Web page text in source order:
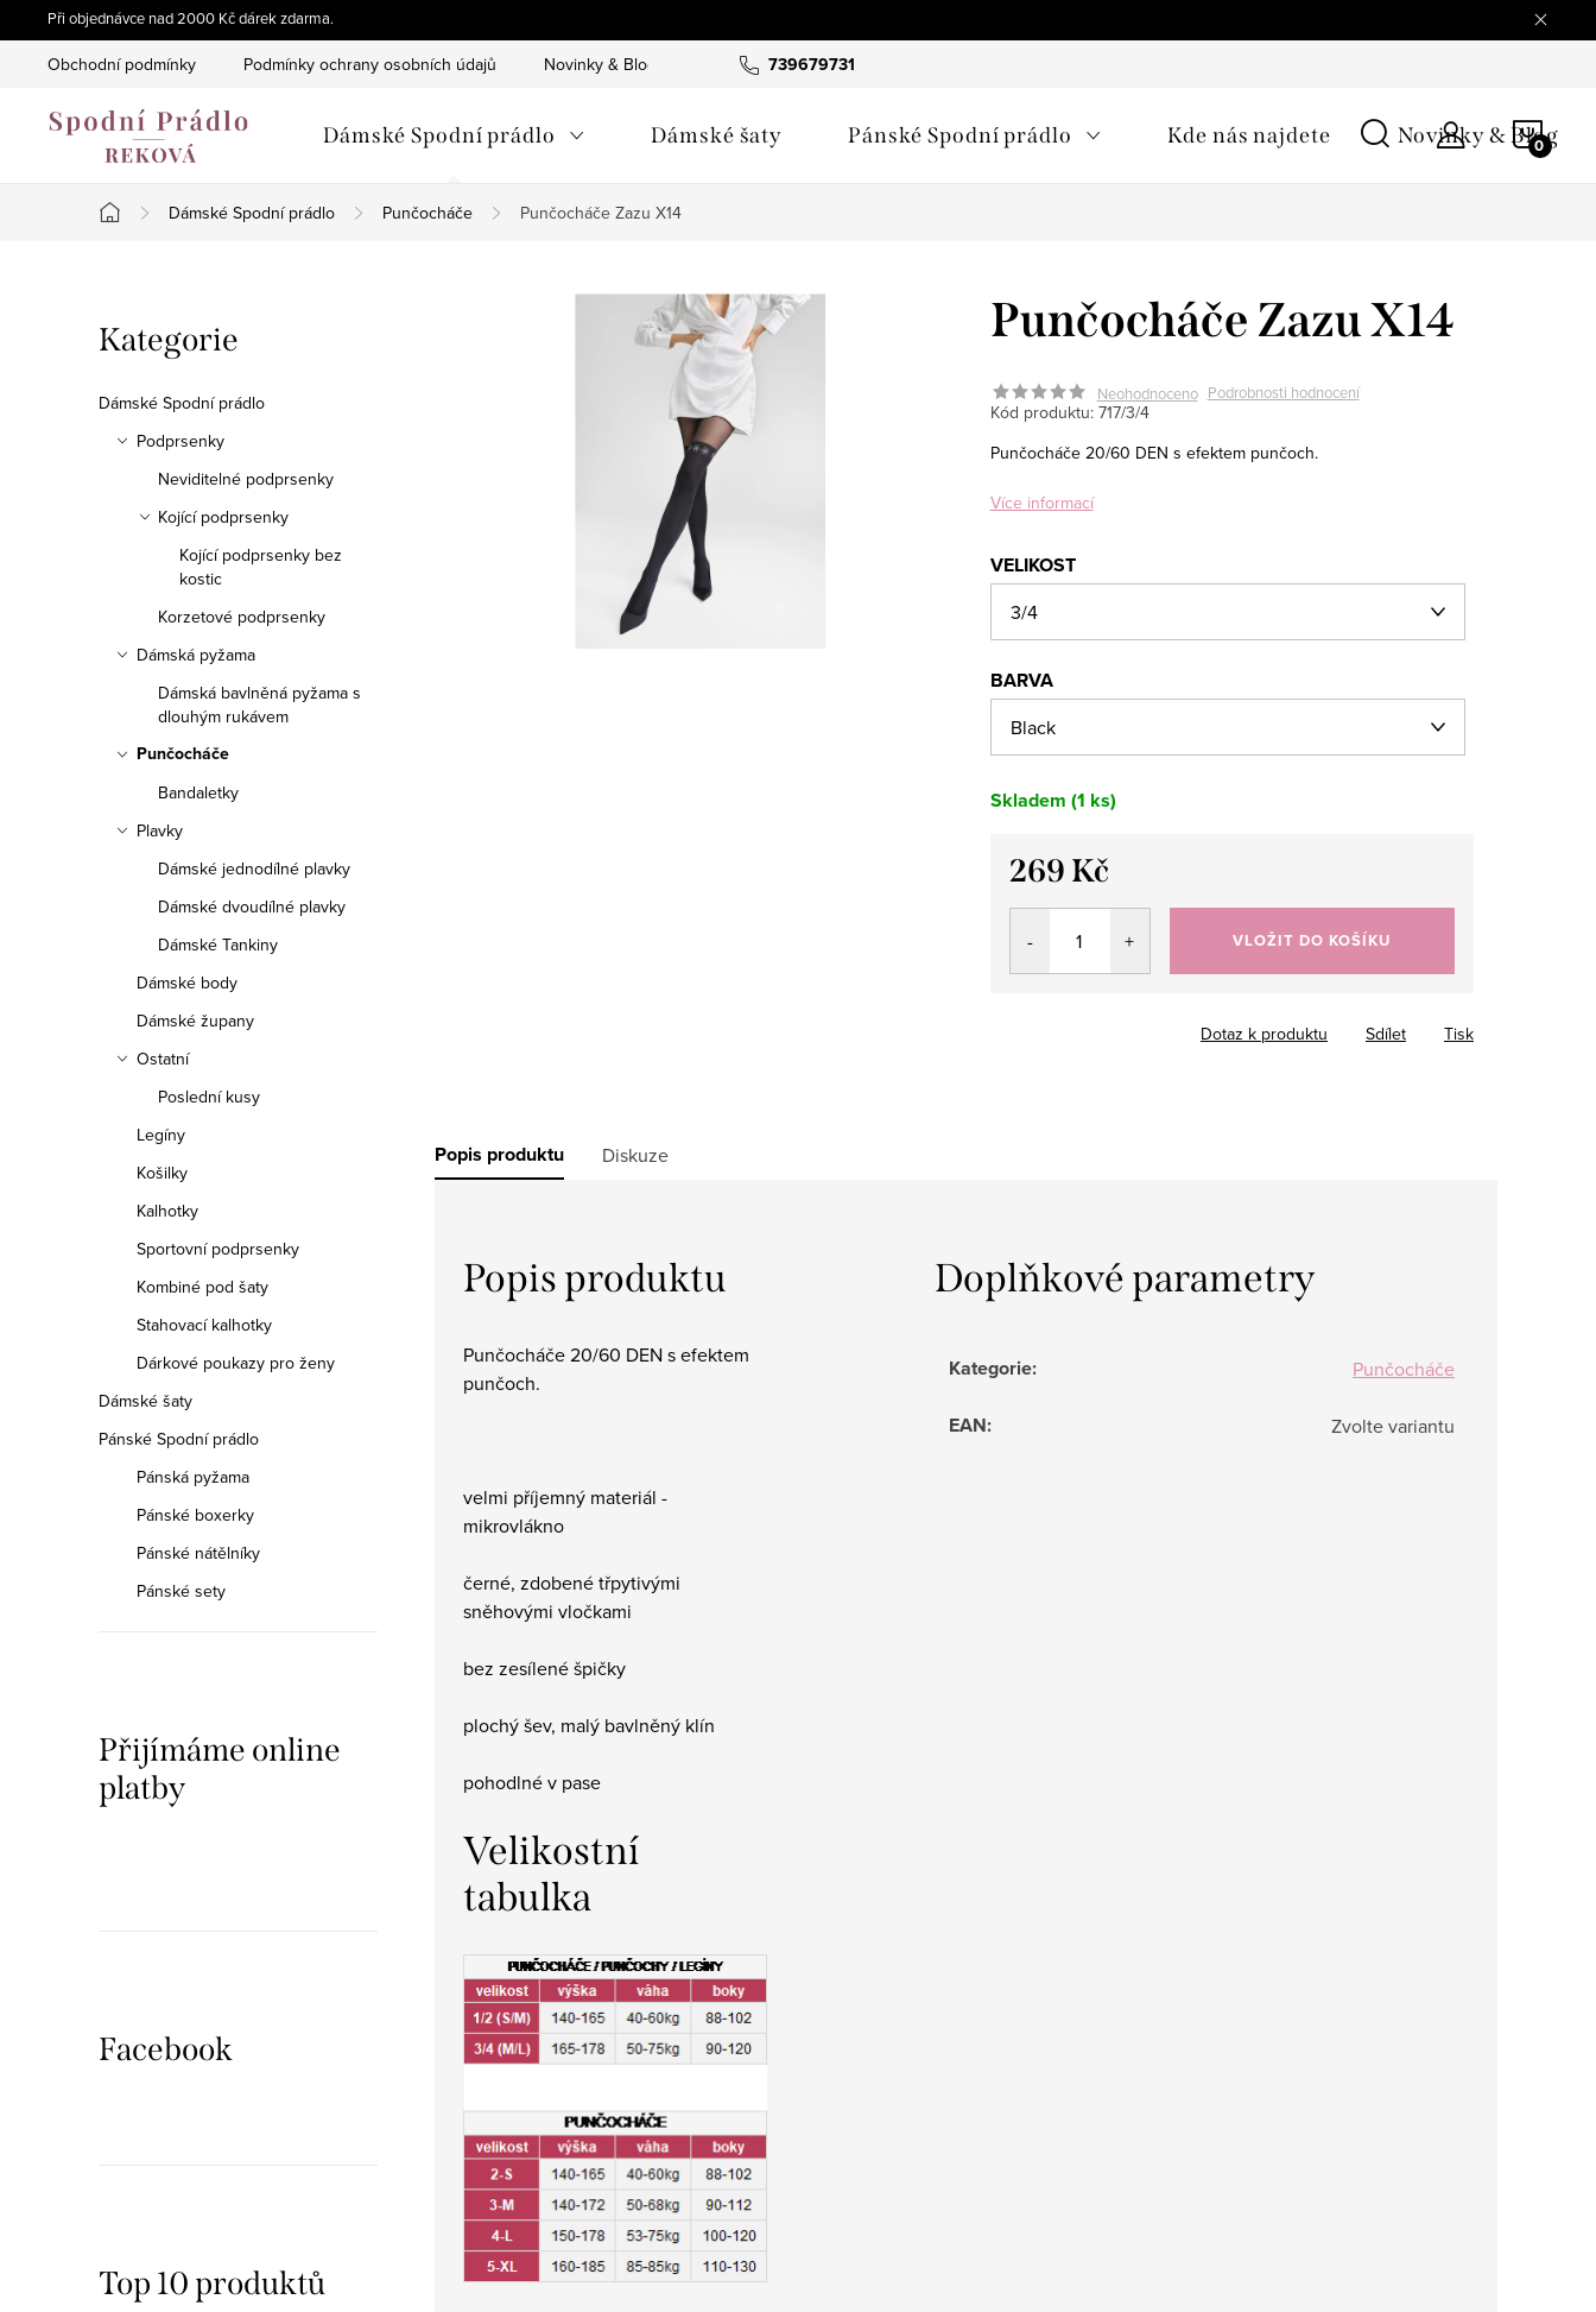
na
obsah
Při objednávce nad 2000 Kč dárek zdarma.
739679731
Obchodní podmínky Podmínky ochrany osobních údajů Novinky & Blog
Dámské Spodní prádlo Dámské šaty Pánské Spodní prádlo Kde nás najdete Novinky & Blog
Domů
Dámské Spodní prádlo Punčocháče Punčocháče Zazu X14
o
s
n
Přeskočit
kategorie
Kategorie
Dámské Spodní prádlo
Podprsenky
Neviditelné podprsenky
Kojící podprsenky
Kojící podprsenky bez
kostic
Korzetové podprsenky
Dámská pyžama
Dámská bavlněná pyžama s
dlouhým rukávem
Punčocháče
Bandaletky
Plavky
Dámské jednodílné plavky
Dámské dvoudílné plavky
Dámské Tankiny
Dámské body
Dámské župany
Ostatní
Poslední kusy
Legíny
Košilky
Kalhotky
Sportovní podprsenky
Kombiné pod šaty
Stahovací kalhotky
Dárkové poukazy pro ženy
Dámské šaty
Pánské Spodní prádlo
Pánská pyžama
Pánské boxerky
Pánské nátělníky
Pánské sety
Přijímáme online
platby
Facebook
Top 10 produktů
Punčocháče Zazu X14
Neohodnoceno Podrobnosti hodnocení
Kód produktu: 717/3/4
Punčocháče 20/60 DEN s efektem punčoch.
Více informací
VELIKOST
BARVA
Skladem (1 ks)
269 Kč
Měrná
VLOŽIT DO KOŠÍKU
Tisk
Dotaz k produktu Sdílet
Popis produktu Diskuze
Popis produktu
Punčocháče 20/60 DEN s efektem
punčoch.
velmi příjemný materiál -
mikrovlákno
černé, zdobené třpytivými
sněhovými vločkami
bez zesílené špičky
plochý šev, malý bavlněný klín
pohodlné v pase
Velikostní
tabulka
Doplňkové parametry
Kategorie: Punčocháče
EAN: Zvolte variantu